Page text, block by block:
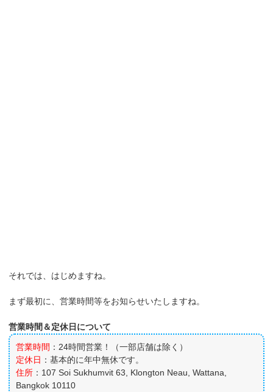
それでは、はじめますね。
まず最初に、営業時間等をお知らせいたしますね。
営業時間＆定休日について
営業時間 ：24時間営業！（一部店舗は除く）
定休日 ：基本的に年中無休です。
住所 ：107 Soi Sukhumvit 63, Klongton Neau, Wattana,
Bangkok 10110